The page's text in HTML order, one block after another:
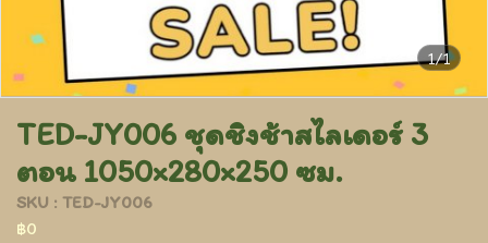
1/1
TED-JY006 ชุดชิงช้าสไลเดอร์ 3
ตอน 1050×280×250 ซม.
SKU : TED-JY006
฿0